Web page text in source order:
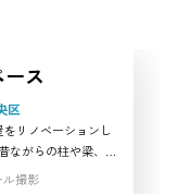
ス
区
リノベーションし
がらの柱や梁、障
和の暮らしや東京
ル撮影